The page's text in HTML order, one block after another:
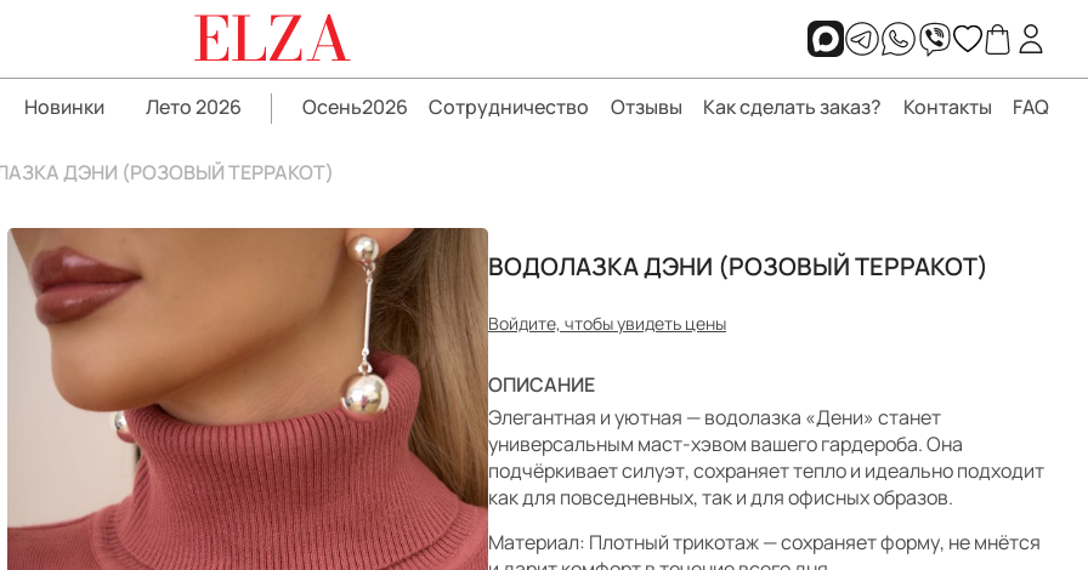
ELZA
Новинки Лето 2026 Осень2026 Сотрудничество Отзывы Как сделать заказ? Контакты FAQ
ДЭНИ (РОЗОВЫЙ ТЕРРАКОТ)
ВОДОЛАЗКА ДЭНИ (РОЗОВЫЙ ТЕРРАКОТ)
Войдите, чтобы увидеть цены
ОПИСАНИЕ
Элегантная и уютная — водолазка «Дени» станет
универсальным маст-хэвом вашего гардероба. Она
подчёркивает силуэт, сохраняет тепло и идеально подходит
как для повседневных, так и для офисных образов.
Материал: Плотный трикотаж — сохраняет форму, не мнётся